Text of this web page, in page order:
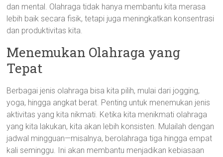
dan mental. Olahraga tidak hanya membantu kita merasa
lebih baik secara fisik, tetapi juga meningkatkan konsentrasi
dan produktivitas kita.
Menemukan Olahraga yang
Tepat
Berbagai jenis olahraga bisa kita pilih, mulai dari jogging,
yoga, hingga angkat berat. Penting untuk menemukan jenis
aktivitas yang kita nikmati. Ketika kita menikmati olahraga
yang kita lakukan, kita akan lebih konsisten. Mulailah dengan
jadwal mingguan—misalnya, berolahraga tiga hingga empat
kali seminggu. Ini akan membantu menjadikan kebiasaan